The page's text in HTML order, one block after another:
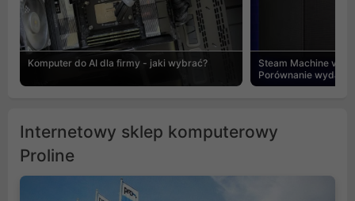
Komputer do AI dla firmy - jaki wybrać?
Steam Machine vs
Porównanie
Internetowy sklep komputerowy
Proline